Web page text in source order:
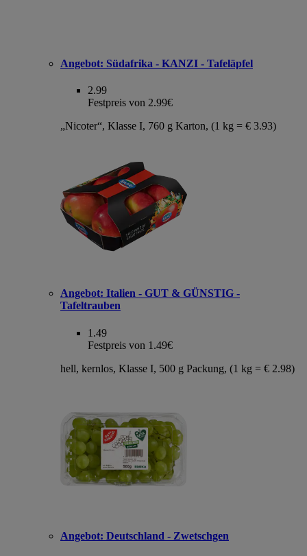
Angebot: Südafrika - KANZI - Tafeläpfel
2.99
Festpreis von 2.99€
„Nicoter“, Klasse I, 760 g Karton, (1 kg = € 3.93)
Angebot: Italien - GUT & GÜNSTIG -
Tafeltrauben
1.49
Festpreis von 1.49€
hell, kernlos, Klasse I, 500 g Packung, (1 kg = € 2.98)
Angebot: Deutschland - Zwetschgen